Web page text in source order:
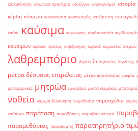
καταπόνηση ιδιωτικά πρατήρια ισοζύγιο ισολογισμοί ιστορία
κέρδη κίνητρα κακοκαιρία κανονισμός κατάρτιση
καύσι καύσιμα καύσωνας κερδοσκοπία
καυσίμων κράνος κράτος κυβέρνηση κυβικά κυρώσεις λίτρων
λαθρεμπόριο ληστεία ληστείες λιγνίτης
μέτρα δέουσας επιμέλειας μέτρα προστασίας μαφία
μεταφορικές μητρώα μικρόβια μικτά κλιμάκια μπαταρία
νοθεία νομιμη διακίνηση νομοθεσία νομοσχέδιο νόμος
καύσιμα παράταση παραβάσεις παραβάτικότητα
παραμεθόριος παραπομπή παρατηρητήριο